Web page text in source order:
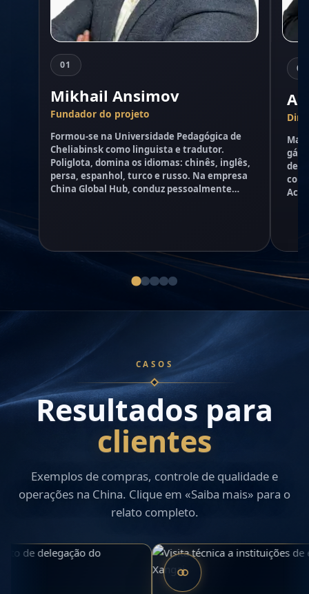
01
Mikhail Ansimov
Fundador do projeto
Formou-se na Universidade Pedagógica de
Cheliabinsk como linguista e tradutor.
Poliglota, domina os idiomas: chinês, inglês,
persa, espanhol, turco e russo. Na empresa
China Global Hub, conduz pessoalmente
02
gás:
de
CASOS
Resultados para
clientes
Exemplos de compras, controle de qualidade e
operações na China. Clique em «Saiba mais» para o
relato completo.